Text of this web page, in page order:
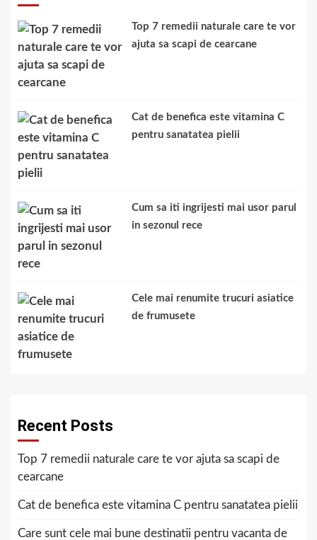
Top 7 remedii naturale care te vor
ajuta sa scapi de cearcane
Cat de benefica este vitamina C
pentru sanatatea pielii
Cum sa iti ingrijesti mai usor parul
in sezonul rece
Cele mai renumite trucuri asiatice
de frumusete
Recent Posts
Top 7 remedii naturale care te vor ajuta sa scapi de
cearcane
Cat de benefica este vitamina C pentru sanatatea pielii
Care sunt cele mai bune destinatii pentru vacanta de